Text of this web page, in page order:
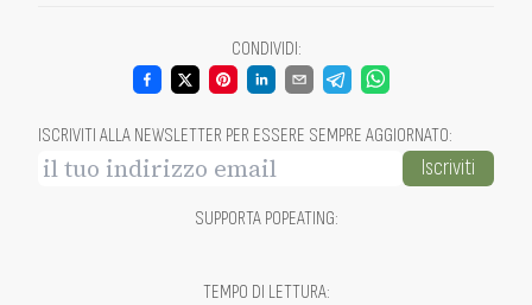
CONDIVIDI:
ISCRIVITI ALLA NEWSLETTER PER ESSERE SEMPRE AGGIORNATO:
Iscriviti
SUPPORTA POPEATING:
TEMPO DI LETTURA: